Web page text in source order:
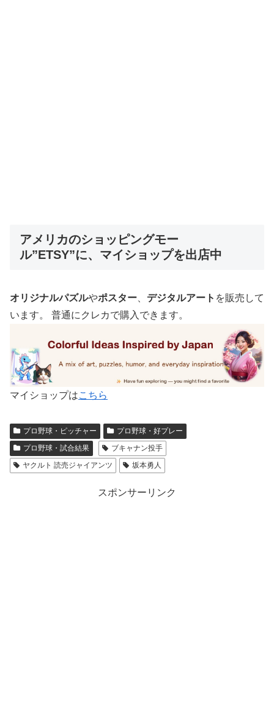
アメリカのショッピングモー
ル”ETSY”に、マイショップを出店中
オリジナルパズルやポスター デジタルアート を販売して
います。 普通にクレカで購入できます。
マイショップはこちら
プロ野球・ピッチャー
プロ野球・好プレー
プロ野球・試合結果
ブキャナン投手
ヤクルト 読売ジャイアンツ
坂本勇人
スポンサーリンク